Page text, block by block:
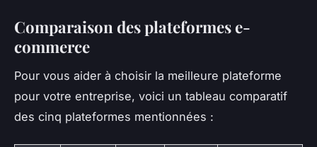
Comparaison des plateformes e-
commerce
Pour vous aider à choisir la meilleure plateforme
pour votre entreprise, voici un tableau comparatif
des cinq plateformes mentionnées :